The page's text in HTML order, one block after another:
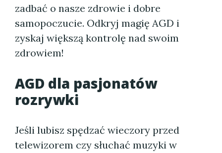
zadbać o nasze zdrowie i dobre
samopoczucie. Odkryj magię AGD i
zyskaj większą kontrolę nad swoim
zdrowiem!
AGD dla pasjonatów
rozrywki
Jeśli lubisz spędzać wieczory przed
telewizorem czy słuchać muzyki w